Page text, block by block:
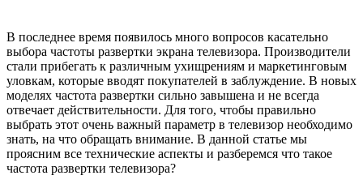
В последнее время появилось много вопросов касательно
выбора частоты развертки экрана телевизора. Производители
стали прибегать к различным ухищрениям и маркетинговым
уловкам, которые вводят покупателей в заблуждение. В новых
моделях частота развертки сильно завышена и не всегда
отвечает действительности. Для того, чтобы правильно
выбрать этот очень важный параметр в телевизор необходимо
знать, на что обращать внимание. В данной статье мы
проясним все технические аспекты и разберемся что такое
частота развертки телевизора?